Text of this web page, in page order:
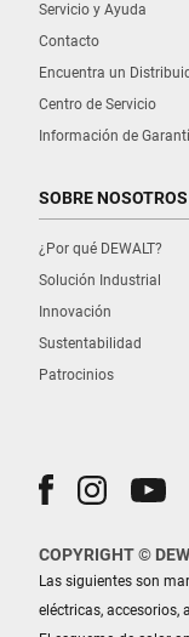
Servicio y Ayuda
Contacto
Encuentra un
Centro de Servicio
Información de
SOBRE NOSOTROS
¿Por qué DEWALT?
Solución Industrial
Innovación
Sustentabilidad
Patrocinios
COPYRIGHT ©
Las siguientes son
eléctricas, accesorios,